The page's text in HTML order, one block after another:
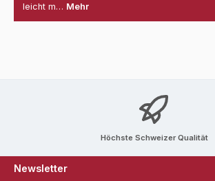
leicht m… Mehr
Höchste Schweizer Qualität
Newsletter